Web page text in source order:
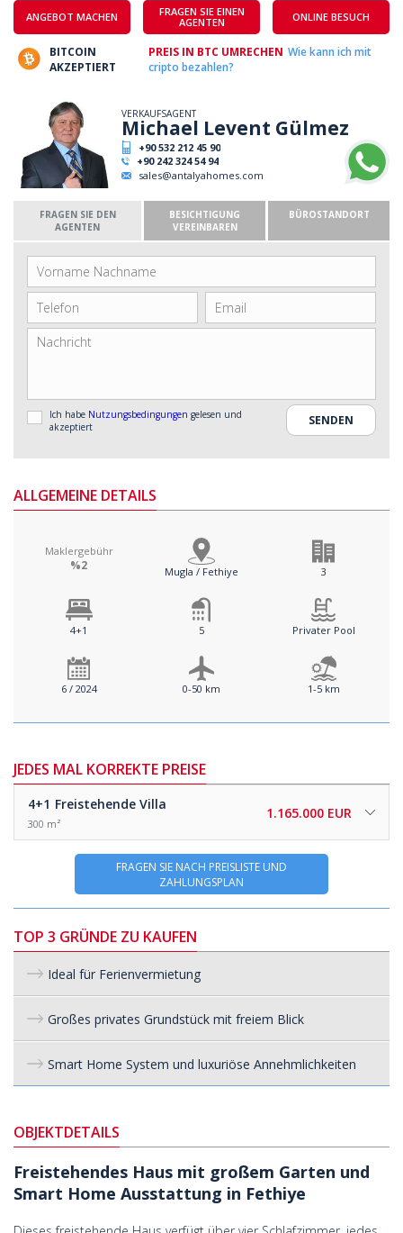
ANGEBOT MACHEN
FRAGEN SIE EINEN
AGENTEN
ONLINE BESUCH
BITCOIN
AKZEPTIERT
PREIS IN BTC UMRECHEN Wie kann ich mit
cripto bezahlen?
VERKAUFSAGENT
Michael Levent Gülmez
+90 532 212 45 90
+90 242 324 54 94
sales@antalyahomes.com
FRAGEN SIE DEN
AGENTEN
BESICHTIGUNG
VEREINBAREN
BÜROSTANDORT
Ich habe Nutzungsbedingungen gelesen und
akzeptiert
ALLGEMEINE DETAILS
Maklergebühr
%2 Mugla / Fethiye 3
4+1 5 Privater Pool
6 / 2024 0-50 km 1-5 km
JEDES MAL KORREKTE PREISE
4+1 Freistehende Villa
300 m²
1.165.000 EUR
FRAGEN SIE NACH PREISLISTE UND
ZAHLUNGSPLAN
TOP 3 GRÜNDE ZU KAUFEN
Ideal für Ferienvermietung
Großes privates Grundstück mit freiem Blick
Smart Home System und luxuriöse Annehmlichkeiten
OBJEKTDETAILS
Freistehendes Haus mit großem Garten und
Smart Home Ausstattung in Fethiye